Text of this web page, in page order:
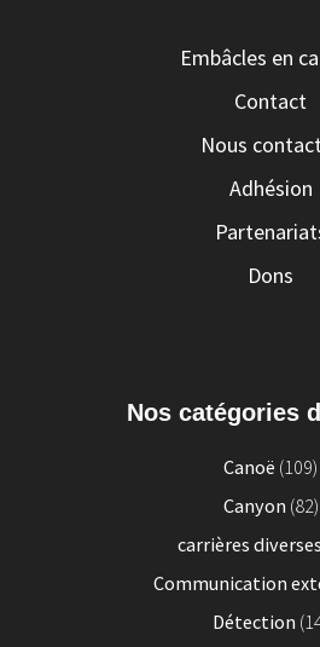
Embâcles en
Contact
Nous
Adhésion
Dons
Nos catégories
Canoë (109)
Canyon (82)
carrières diverses
Communication
Détection